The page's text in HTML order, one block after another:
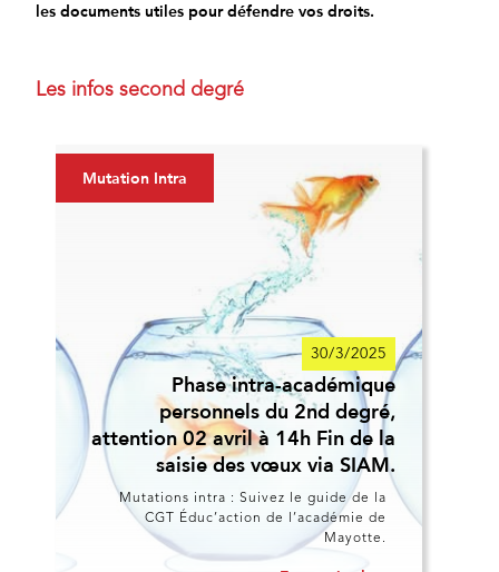
les documents utiles pour défendre vos droits.
Les infos second degré
Mutation Intra
30/3/2025
Phase intra-académique
personnels du 2nd degré,
attention 02 avril à 14h Fin de la
saisie des vœux via SIAM.
Mutations intra : Suivez le guide de la
CGT Éduc’action de l’académie de
Mayotte.